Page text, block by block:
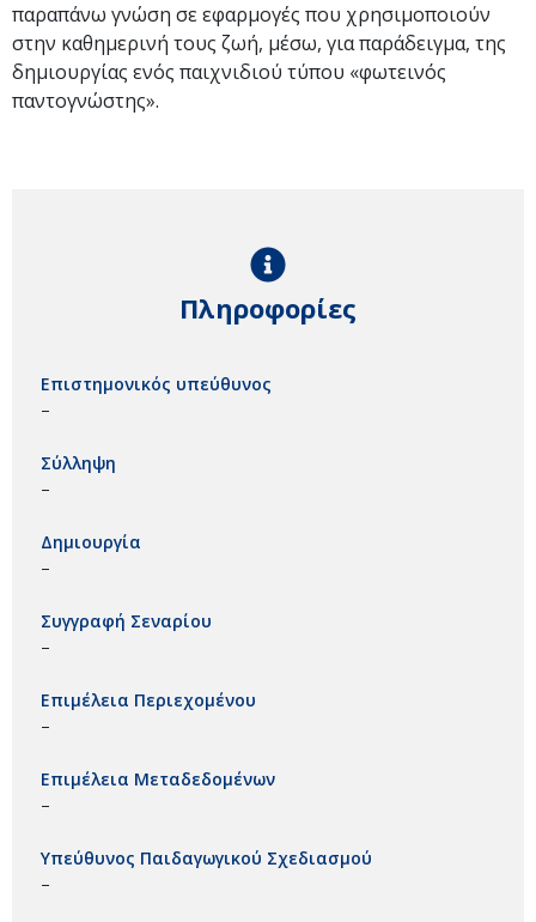
παραπάνω γνώση σε εφαρμογές που χρησιμοποιούν
στην καθημερινή τους ζωή, μέσω, για παράδειγμα, της
δημιουργίας ενός παιχνιδιού τύπου «φωτεινός
παντογνώστης».
Πληροφορίες
Επιστημονικός υπεύθυνος
–
Σύλληψη
–
Δημιουργία
–
Συγγραφή Σεναρίου
–
Επιμέλεια Περιεχομένου
–
Επιμέλεια Μεταδεδομένων
–
Υπεύθυνος Παιδαγωγικού Σχεδιασμού
–